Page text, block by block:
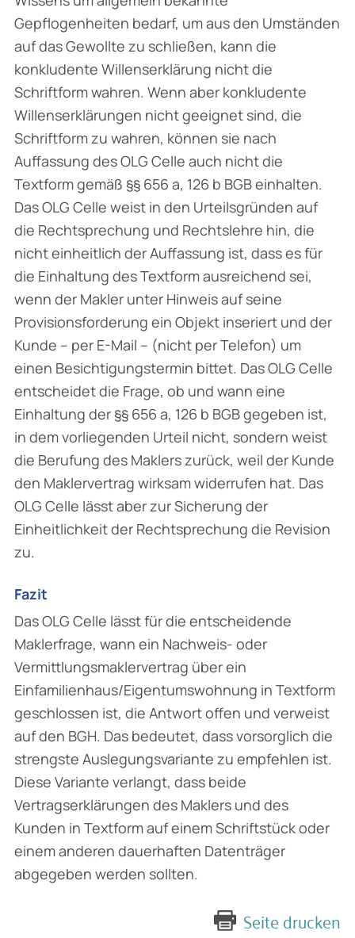
Gepflogenheiten bedarf, um aus den Umständen
auf das Gewollte zu schließen, kann die
konkludente Willenserklärung nicht die
Schriftform wahren. Wenn aber konkludente
Willenserklärungen nicht geeignet sind, die
Schriftform zu wahren, können sie nach
Auffassung des OLG Celle auch nicht die
Textform gemäß §§ 656 a, 126 b BGB einhalten.
Das OLG Celle weist in den Urteilsgründen auf
die Rechtsprechung und Rechtslehre hin, die
nicht einheitlich der Auffassung ist, dass es für
die Einhaltung des Textform ausreichend sei,
wenn der Makler unter Hinweis auf seine
Provisionsforderung ein Objekt inseriert und der
Kunde – per E-Mail – (nicht per Telefon) um
einen Besichtigungstermin bittet. Das OLG Celle
entscheidet die Frage, ob und wann eine
Einhaltung der §§ 656 a, 126 b BGB gegeben ist,
in dem vorliegenden Urteil nicht, sondern weist
die Berufung des Maklers zurück, weil der Kunde
den Maklervertrag wirksam widerrufen hat. Das
OLG Celle lässt aber zur Sicherung der
Einheitlichkeit der Rechtsprechung die Revision
zu.
Fazit
Das OLG Celle lässt für die entscheidende
Maklerfrage, wann ein Nachweis- oder
Vermittlungsmaklervertrag über ein
Einfamilienhaus/Eigentumswohnung in Textform
geschlossen ist, die Antwort offen und verweist
auf den BGH. Das bedeutet, dass vorsorglich die
strengste Auslegungsvariante zu empfehlen ist.
Diese Variante verlangt, dass beide
Vertragserklärungen des Maklers und des
Kunden in Textform auf einem Schriftstück oder
einem anderen dauerhaften Datenträger
abgegeben werden sollten.
Seite drucken